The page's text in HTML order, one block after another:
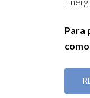
Para